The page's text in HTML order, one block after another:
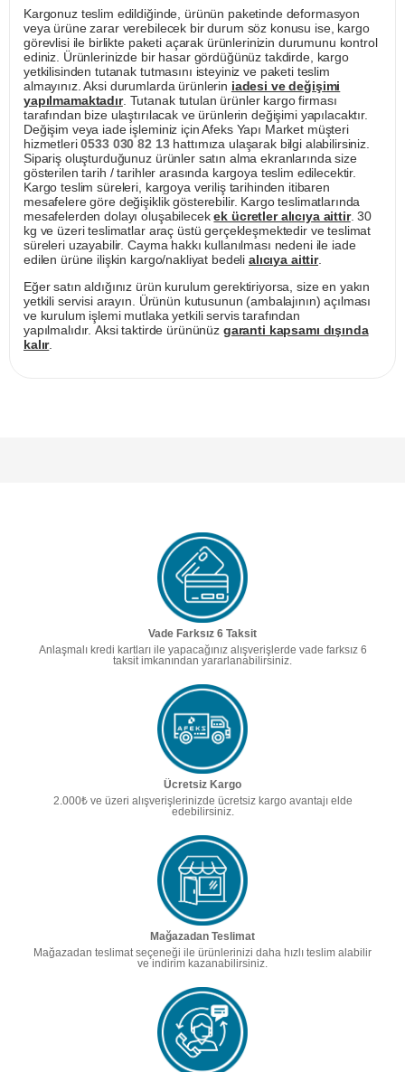
Kargonuz teslim edildiğinde, ürünün paketinde deformasyon
veya ürüne zarar verebilecek bir durum söz konusu ise, kargo
görevlisi ile birlikte paketi açarak ürünlerinizin durumunu kontrol
ediniz. Ürünlerinizde bir hasar gördüğünüz takdirde, kargo
yetkilisinden tutanak tutmasını isteyiniz ve paketi teslim
almayınız. Aksi durumlarda ürünlerin iadesi ve değişimi
yapılmamaktadır. Tutanak tutulan ürünler kargo firması
tarafından bize ulaştırılacak ve ürünlerin değişimi yapılacaktır.
Değişim veya iade işleminiz için Afeks Yapı Market müşteri
hizmetleri0533 030 82 13hattımıza ulaşarak bilgi alabilirsiniz.
Sipariş oluşturduğunuz ürünler satın alma ekranlarında size
gösterilen tarih / tarihler arasında kargoya teslim edilecektir.
Kargo teslim süreleri, kargoya veriliş tarihinden itibaren
mesafelere göre değişiklik gösterebilir. Kargo teslimatlarında
mesafelerden dolayı oluşabilecekek ücretler alıcıya aittir. 30
kg ve üzeri teslimatlar araç üstü gerçekleşmektedir ve teslimat
süreleri uzayabilir. Cayma hakkı kullanılması nedeni ile iade
edilen ürüne ilişkin kargo/nakliyat bedeli alıcıya aittir.
Eğer satın aldığınız ürün kurulum gerektiriyorsa, size en yakın
yetkili servisi arayın. Ürünün kutusunun (ambalajının) açılması
ve kurulum işlemi mutlaka yetkili servis tarafından
yapılmalıdır. Aksi taktirde ürününüz garanti kapsamı dışında
kalır.
Vade Farksız 6 Taksit
Anlaşmalı kredi kartları ile yapacağınız alışverişlerde vade farksız 6
taksit imkanından yararlanabilirsiniz.
Ücretsiz Kargo
2.000₺ ve üzeri alışverişlerinizde ücretsiz kargo avantajı elde
edebilirsiniz.
Mağazadan Teslimat
Mağazadan teslimat seçeneği ile ürünlerinizi daha hızlı teslim alabilir
ve indirim kazanabilirsiniz.